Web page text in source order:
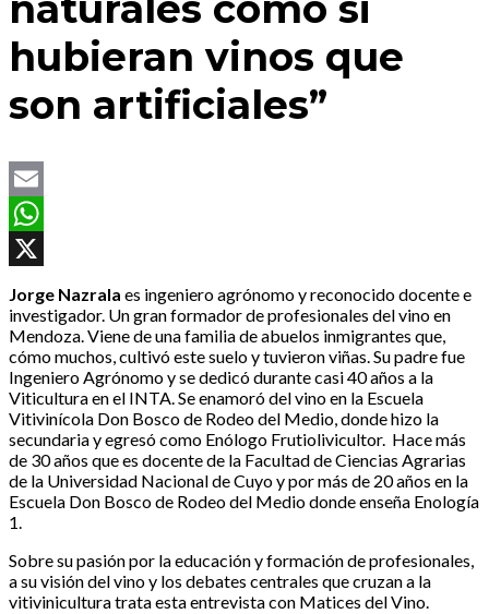
hubieran vinos que
son artificiales”
Email
WhatsApp
Jorge Nazrala es ingeniero agrónomo y reconocido docente e
investigador. Un gran formador de profesionales del vino en
Mendoza. Viene de una familia de abuelos inmigrantes que,
cómo muchos, cultivó este suelo y tuvieron viñas. Su padre fue
Ingeniero Agrónomo y se dedicó durante casi 40 años a la
Viticultura en el INTA. Se enamoró del vino en la Escuela
Vitivinícola Don Bosco de Rodeo del Medio, donde hizo la
secundaria y egresó como Enólogo Frutiolivicultor. Hace más
de 30 años que es docente de la Facultad de Ciencias Agrarias
de la Universidad Nacional de Cuyo y por más de 20 años en la
Escuela Don Bosco de Rodeo del Medio donde enseña Enología
1.
Sobre su pasión por la educación y formación de profesionales,
a su visión del vino y los debates centrales que cruzan a la
vitivinicultura trata esta entrevista con Matices del Vino.